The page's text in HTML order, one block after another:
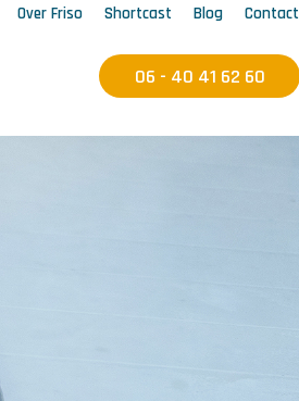
Over Friso Shortcast Blog Contact
06 - 40 41 62 60